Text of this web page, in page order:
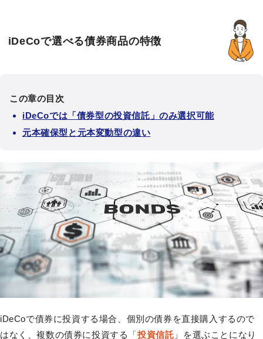
iDeCoで選べる債券商品の特徴
この章の目次
iDeCoでは「債券型の投資信託」のみ選択可能
元本確保型と元本変動型の違い
iDeCoで債券に投資する場合、個別の債券を直接購入するので
はなく、複数の債券に投資する「投資信託 」を選ぶことになり